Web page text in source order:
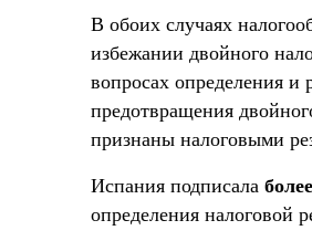
В обоих случаях
избежании двойного
вопросах определения и
предотвращения
признаны налоговыми
Испания подписала
определения налоговой